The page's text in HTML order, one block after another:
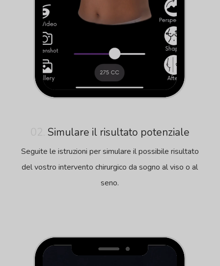
Simulare il risultato potenziale
Seguite le istruzioni per simulare il possibile risultato
del vostro intervento chirurgico da sogno al viso o al
seno.